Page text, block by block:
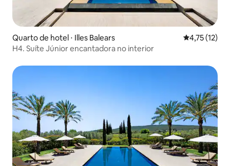
Quarto de hotel ⋅ Illes Balears 4,75 de uma
4,75 (12)
H4. Suíte Júnior encantadora no interior